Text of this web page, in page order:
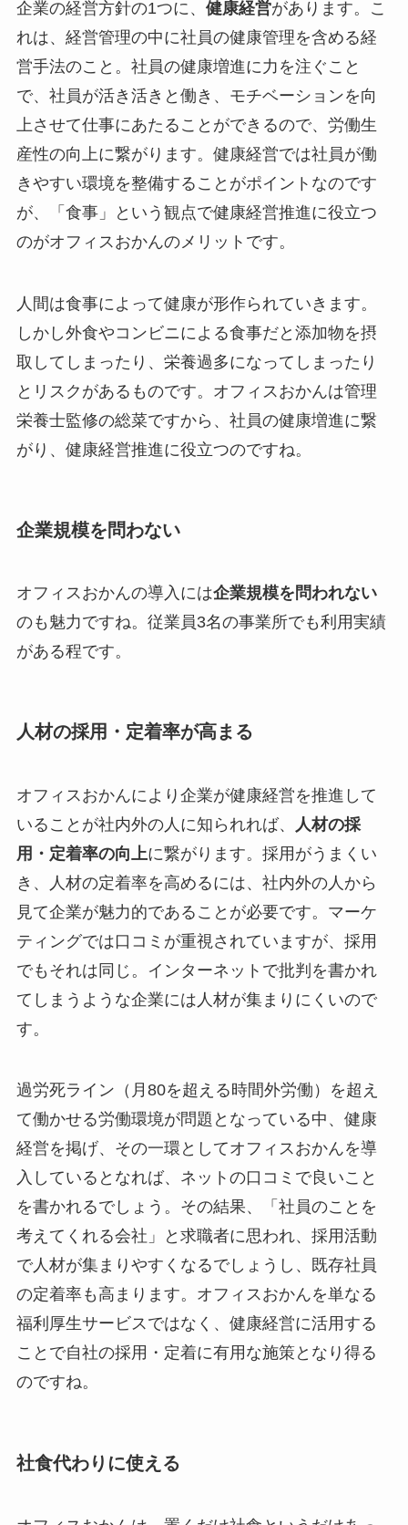
企業の経営方針の1つに、 健康経営があります。こ
れは、経営管理の中に社員の健康管理を含める経
営手法のこと。社員の健康増進に力を注ぐこと
で、社員が活き活きと働き、モチベーションを向
上させて仕事にあたることができるので、労働生
産性の向上に繋がります。健康経営では社員が働
きやすい環境を整備することがポイントなのです
が、「食事」という観点で健康経営推進に役立つ
のがオフィスおかんのメリットです。
人間は食事によって健康が形作られていきます。
しかし外食やコンビニによる食事だと添加物を摂
取してしまったり、栄養過多になってしまったり
とリスクがあるものです。オフィスおかんは管理
栄養士監修の総菜ですから、社員の健康増進に繋
がり、健康経営推進に役立つのですね。
企業規模を問わない
オフィスおかんの導入には企業規模を問われない
のも魅力ですね。従業員3名の事業所でも利用実績
がある程です。
人材の採用・定着率が高まる
オフィスおかんにより企業が健康経営を推進して
いることが社内外の人に知られれば、
人材の採
用・定着率の向上に繋がります。採用がうまくい
き、人材の定着率を高めるには、社内外の人から
見て企業が魅力的であることが必要です。マーケ
ティングでは口コミが重視されていますが、採用
でもそれは同じ。インターネットで批判を書かれ
てしまうような企業には人材が集まりにくいので
す。
過労死ライン（月80を超える時間外労働）を超え
て働かせる労働環境が問題となっている中、健康
経営を掲げ、その一環としてオフィスおかんを導
入しているとなれば、ネットの口コミで良いこと
を書かれるでしょう。その結果、「社員のことを
考えてくれる会社」と求職者に思われ、採用活動
で人材が集まりやすくなるでしょうし、既存社員
の定着率も高まります。オフィスおかんを単なる
福利厚生サービスではなく、健康経営に活用する
ことで自社の採用・定着に有用な施策となり得る
のですね。
社食代わりに使える